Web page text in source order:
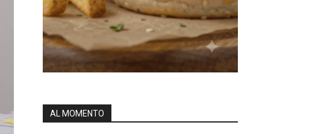
AL MOMENTO